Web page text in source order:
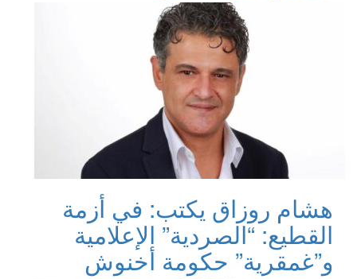
هشام روزاق يكتب: في أزمة
القطيع: “الصردية” الإعلامية
و”غمقرية” حكومة أخنوش